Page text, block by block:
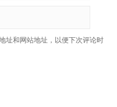
址和网站地址，以便下次评论时